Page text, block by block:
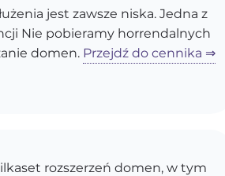
jest zawsze niska. Jedna z
Nie pobieramy horrendalnych
domen. Przejdź do cennika ⇒
rozszerzeń domen, w tym